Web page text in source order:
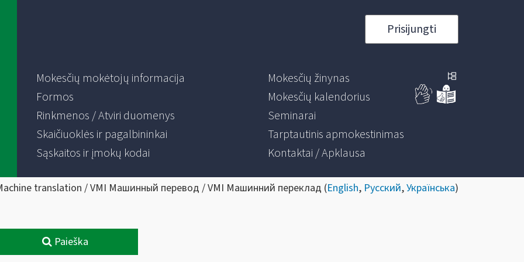
Prisijungti
Mokesčių mokėtojų informacija
Formos
Rinkmenos / Atviri duomenys
Skaičiuoklės ir pagalbininkai
Sąskaitos ir įmokų kodai
Mokesčių žinynas
Mokesčių kalendorius
Seminarai
Tarptautinis apmokestinimas
Kontaktai / Apklausa
translation / VMI Машинный перевод / VMI Машинний переклад (English, Русский,Українська)
Paieška